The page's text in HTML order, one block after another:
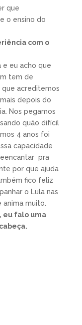
que
o ensino do
com o
e eu acho que
tem de
que acreditemos
depois do
Nos pegamos
quão difícil
4 anos foi
capacidade
pra
por que ajuda
fico feliz
o Lula nas
anima muito.
eu falo uma